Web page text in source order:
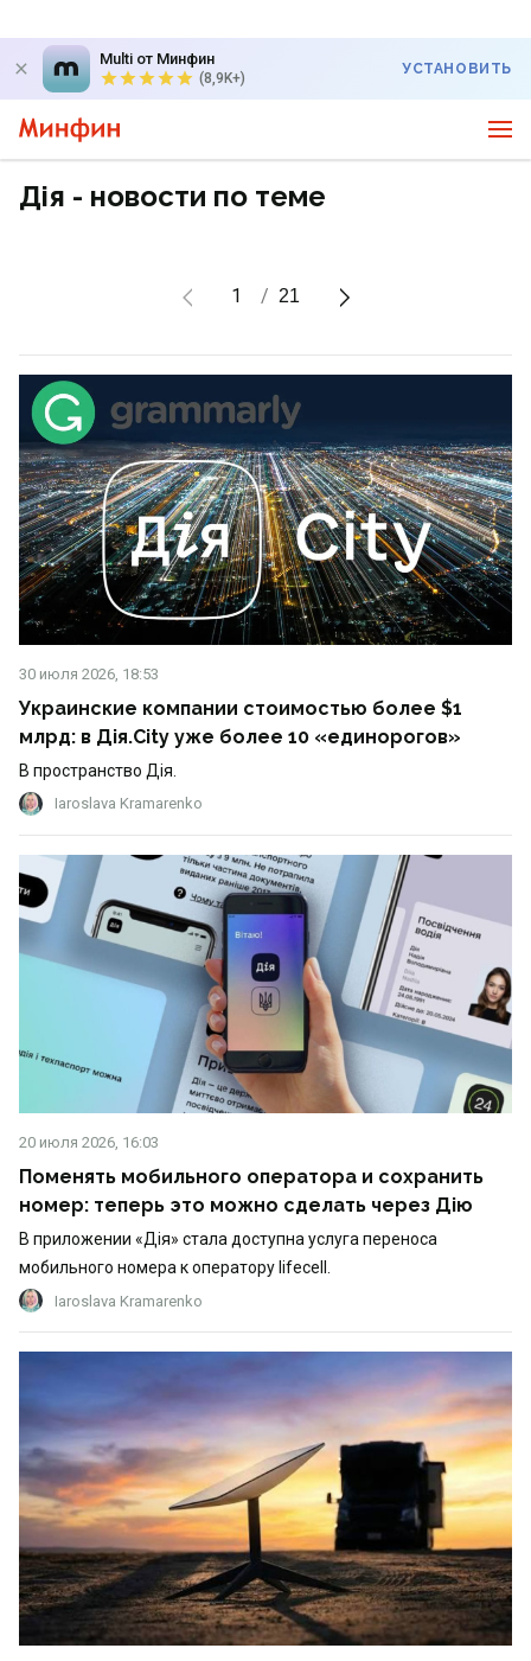
Multi от Минфин
(8,9K+)
УСТАНОВИТЬ
Дія - новости по теме
1 21
30 июля 2026, 18:53
Украинские компании стоимостью более $1
млрд: в Дія.City уже более 10 «единорогов»
В пространство Дія.
Iaroslava Kramarenko
20 июля 2026, 16:03
Поменять мобильного оператора и сохранить
номер: теперь это можно сделать через Дію
В приложении «Дія» стала доступна услуга переноса
мобильного номера к оператору lifecell.
Iaroslava Kramarenko